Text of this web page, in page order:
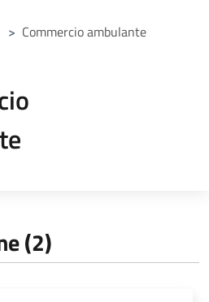
> Commercio ambulante
(2)